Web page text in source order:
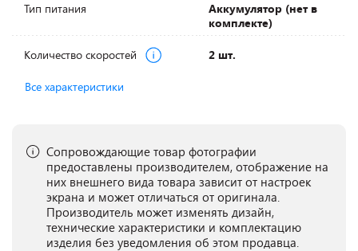
Тип питания
Аккумулятор (нет в
комплекте)
Количество скоростей 2 шт.
Все характеристики
Сопровождающие товар фотографии
предоставлены производителем, отображение на
них внешнего вида товара зависит от настроек
экрана и может отличаться от оригинала.
Производитель может изменять дизайн,
технические характеристики и комплектацию
изделия без уведомления об этом продавца.